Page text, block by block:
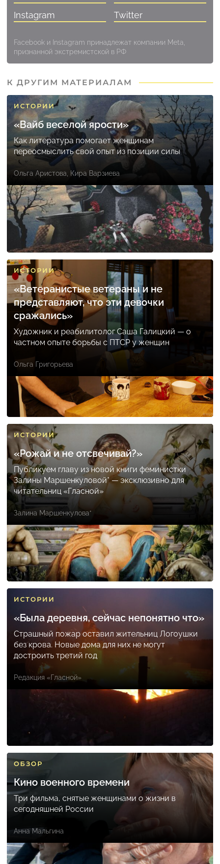
Instagram
Twitter
Facebook и Instagram принадлежат компании Meta,
признанной экстремистской в РФ
К ДРУГИМ МАТЕРИАЛАМ
ИСТОРИИ
«Вайб веселой ярости»
Как литература помогает женщинам
переосмыслить свой опыт из позиции силы
Ольга Аристова, Кира Варзиева
ИСТОРИИ
«Ветеранистые ветераны и не
представляют, что эти девочки
сражались»
Художник и реабилитолог Саша Галицкий — о
частном опыте борьбы с ПТСР у женщин
Ольга Григорьева
ИСТОРИИ
«Рожай и не отсвечивай?»
Публикуем главу из новой книги феминистки
Залины Маршенкуловой* — эксклюзивно для
читательниц «Гласной»
Залина Маршенкулова*
ИСТОРИИ
«Была деревня, сейчас непонятно что»
Страшный пожар оставил жительниц Логоушки
без крова. Новые дома для них не могут
достроить третий год
Редакция «Гласной»
ОБЗОР
Кино военного времени
Три фильма, снятые женщинами о жизни в
сегодняшней России
Анна Мальгина